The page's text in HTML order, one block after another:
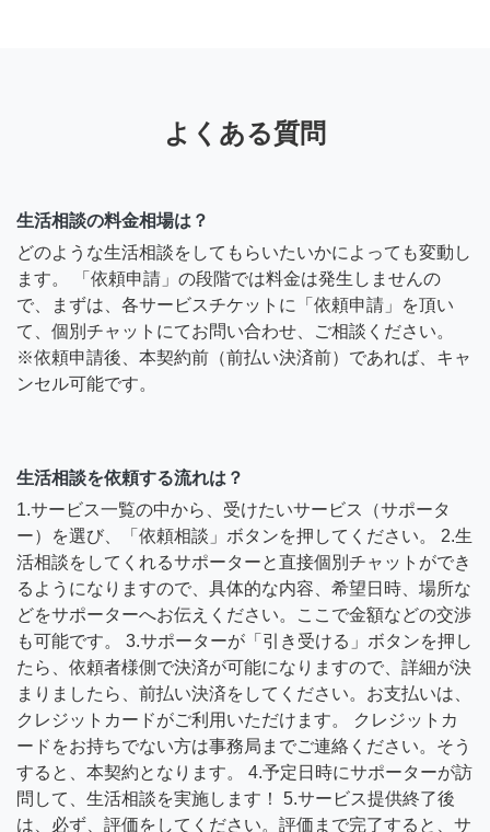
よくある質問
生活相談の料金相場は？
どのような生活相談をしてもらいたいかによっても変動し
ます。 「依頼申請」の段階では料金は発生しませんの
で、まずは、各サービスチケットに「依頼申請」を頂い
て、個別チャットにてお問い合わせ、ご相談ください。
※依頼申請後、本契約前（前払い決済前）であれば、キャ
ンセル可能です。
生活相談を依頼する流れは？
1.サービス一覧の中から、受けたいサービス（サポータ
ー）を選び、「依頼相談」ボタンを押してください。 2.生
活相談をしてくれるサポーターと直接個別チャットができ
るようになりますので、具体的な内容、希望日時、場所な
どをサポーターへお伝えください。ここで金額などの交渉
も可能です。 3.サポーターが「引き受ける」ボタンを押し
たら、依頼者様側で決済が可能になりますので、詳細が決
まりましたら、前払い決済をしてください。お支払いは、
クレジットカードがご利用いただけます。 クレジットカ
ードをお持ちでない方は事務局までご連絡ください。そう
すると、本契約となります。 4.予定日時にサポーターが訪
問して、生活相談を実施します！ 5.サービス提供終了後
は、必ず、評価をしてください。評価まで完了すると、サ